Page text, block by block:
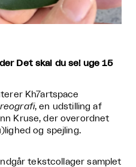
Det skal du se! uge 15
Kh7artspace
, en udstilling af
Kruse, der overordnet
og spejling.
tekstcollager samplet